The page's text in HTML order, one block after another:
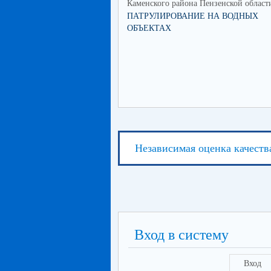
Каменского района Пензенской
ПАТРУЛИРОВАНИЕ НА ВОДНЫХ
ОБЪЕКТАХ
Независимая оценка
Вход в систему
Вход